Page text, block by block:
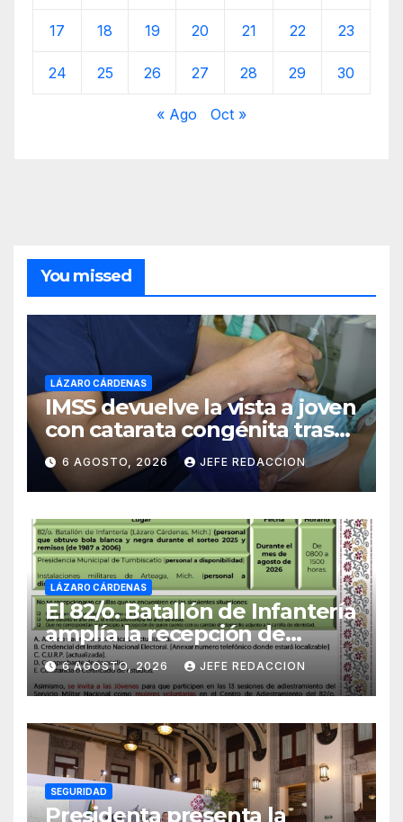
17 18 19 20 21 22 23
24 25 26 27 28 29 30
« Ago Oct »
You missed
LÁZARO CÁRDENAS
IMSS devuelve la vista a joven
con catarata congénita tras
23 años de limitación visual
6 AGOSTO, 2026 JEFE REDACCION
LÁZARO CÁRDENAS
El 82/o. Batallón de Infantería
amplía la recepción de
documentos para obtener La
Catilla del Servicio Militar
Nacional
6 AGOSTO, 2026 JEFE REDACCION
SEGURIDAD
Presidenta presenta la